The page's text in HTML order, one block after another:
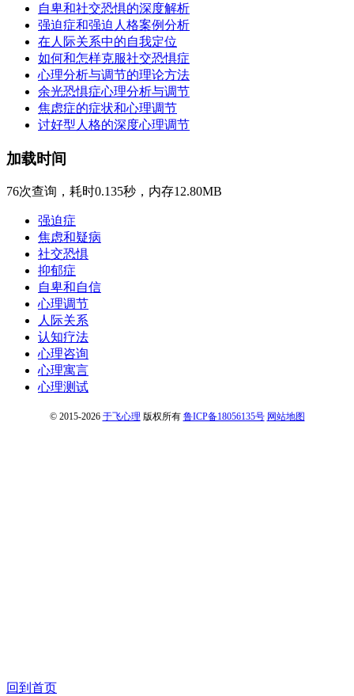
自卑和社交恐惧的深度解析
强迫症和强迫人格案例分析
在人际关系中的自我定位
如何和怎样克服社交恐惧症
心理分析与调节的理论方法
余光恐惧症心理分析与调节
焦虑症的症状和心理调节
讨好型人格的深度心理调节
加载时间
76次查询，耗时0.135秒，内存12.80MB
强迫症
焦虑和疑病
社交恐惧
抑郁症
自卑和自信
心理调节
人际关系
认知疗法
心理咨询
心理寓言
心理测试
© 2015-2026 于飞心理 版权所有 鲁ICP备18056135号 网站地图
回到首页